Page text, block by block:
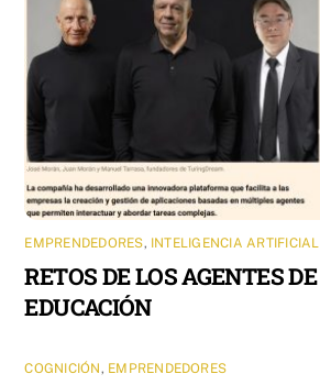
EMPRENDEDORES, INTELIGENCIA ARTIFICIAL
RETOS DE LOS AGENTES
EDUCACIÓN
COGNICIÓN, EMPRENDEDORES